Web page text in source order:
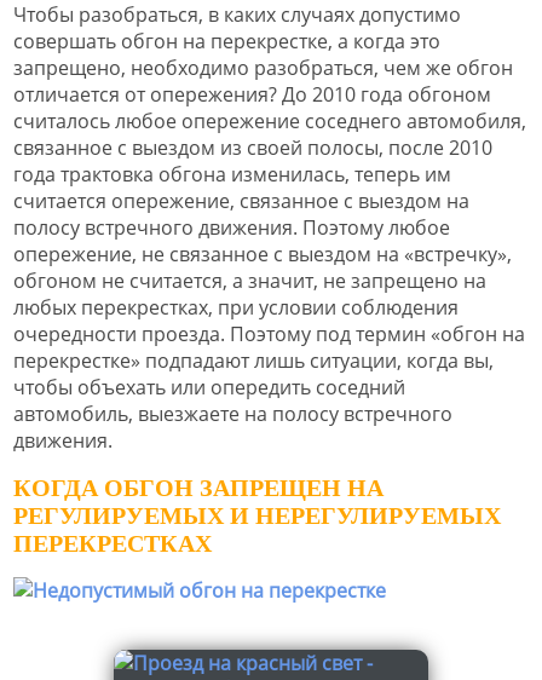
Чтобы разобраться, в каких случаях допустимо
совершать обгон на перекрестке, а когда это
запрещено, необходимо разобраться, чем же обгон
отличается от опережения? До 2010 года обгоном
считалось любое опережение соседнего автомобиля,
связанное с выездом из своей полосы, после 2010
года трактовка обгона изменилась, теперь им
считается опережение, связанное с выездом на
полосу встречного движения. Поэтому любое
опережение, не связанное с выездом на «встречку»,
обгоном не считается, а значит, не запрещено на
любых перекрестках, при условии соблюдения
очередности проезда. Поэтому под термин «обгон на
перекрестке» подпадают лишь ситуации, когда вы,
чтобы объехать или опередить соседний
автомобиль, выезжаете на полосу встречного
движения.
КОГДА ОБГОН ЗАПРЕЩЕН НА
РЕГУЛИРУЕМЫХ И НЕРЕГУЛИРУЕМЫХ
ПЕРЕКРЕСТКАХ